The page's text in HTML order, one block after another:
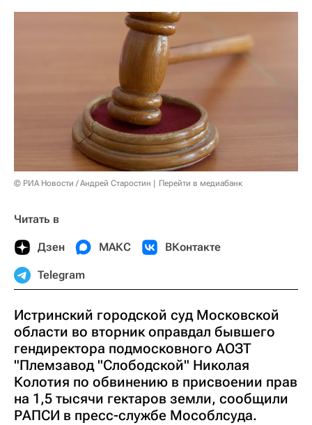
© РИА Новости / Андрей Старостин Перейти в медиабанк
Читать в
Дзен МАКС ВКонтакте
Telegram
Истринский городской суд Московской
области во вторник оправдал бывшего
гендиректора подмосковного АОЗТ
"Племзавод "Слободской" Николая
Колотия по обвинению в присвоении прав
на 1,5 тысячи гектаров земли, сообщили
РАПСИ в пресс-службе Мособлсуда.